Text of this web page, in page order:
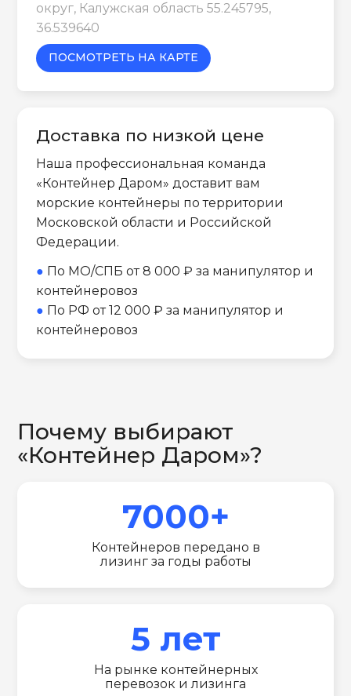
округ, Калужская область 55.245795,
36.539640
ПОСМОТРЕТЬ НА КАРТЕ
Доставка по низкой цене
Наша профессиональная команда
«Контейнер Даром» доставит вам
морские контейнеры по территории
Московской области и Российской
Федерации.
● По МО/СПБ от 8 000 ₽ за манипулятор и
контейнеровоз
● По РФ от 12 000 ₽ за манипулятор и
контейнеровоз
Почему выбирают
«Контейнер Даром»?
7000+
Контейнеров передано в
лизинг за годы работы
5 лет
На рынке контейнерных
перевозок и лизинга